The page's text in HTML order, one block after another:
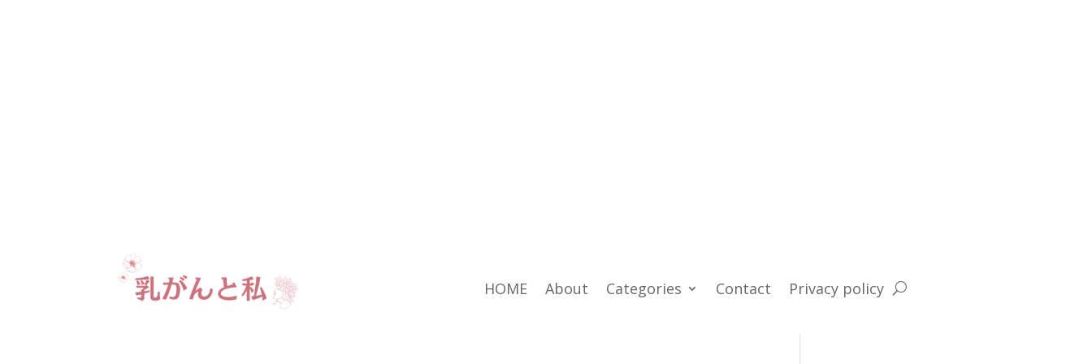
HOME About Categories Contact Privacy policy